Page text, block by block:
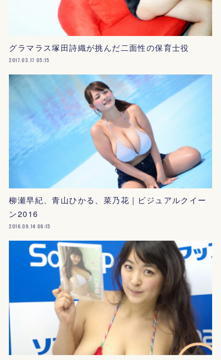
グラマラス塚田詩織が挑んだ二面性の保育士役
2017.03.17 05:15
柳瀬早紀、青山ひかる、菜乃花｜ビジュアルクイー
ン2016
2016.09.14 06:15